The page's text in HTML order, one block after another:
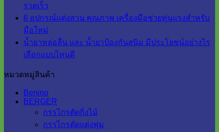
รวดเร็ว
6 อุปกรณ์แต่งสวน คุณภาพ เครื่องมือช่วยทุ่นแรงสำหรับ
มือใหม่
น้ำยาหล่อลื่น และ น้ำยาป้องกันสนิม มีประโยชน์อย่างไร
เลือกแบบไหนดี
หมวดหมู่สินค้า
Benino
BERGER
กรรไกรตัดกิ่งไม้
กรรไกรตัดแต่งพุ่ม